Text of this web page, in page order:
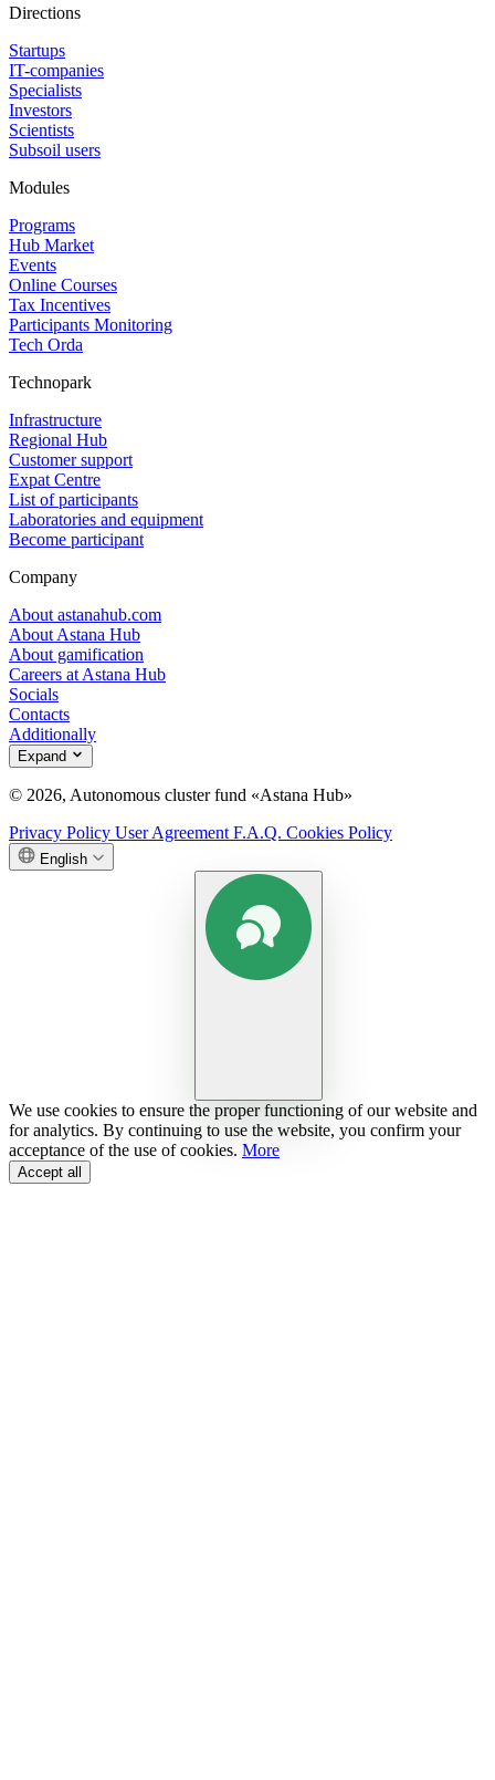
Directions
Startups
IT-companies
Specialists
Investors
Scientists
Subsoil users
Modules
Programs
Hub Market
Events
Online Courses
Tax Incentives
Participants Monitoring
Tech Orda
Technopark
Infrastructure
Regional Hub
Customer support
Expat Centre
List of participants
Laboratories and equipment
Become participant
Company
About astanahub.com
About Astana Hub
About gamification
Careers at Astana Hub
Socials
Contacts
Additionally
Expand
© 2026, Autonomous cluster fund «Astana Hub»
Privacy Policy User Agreement F.A.Q. Cookies Policy
English
We use cookies to ensure the proper functioning of our website and
for analytics. By continuing to use the website, you confirm your
acceptance of the use of cookies. More
Accept all